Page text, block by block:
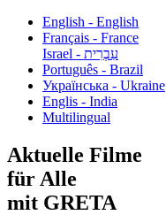
English - English
Français - France
עִבְרִית - Israel
Português - Brazil
Українська - Ukraine
Englis - India
Multilingual
Aktuelle Filme
für Alle
mit GRETA